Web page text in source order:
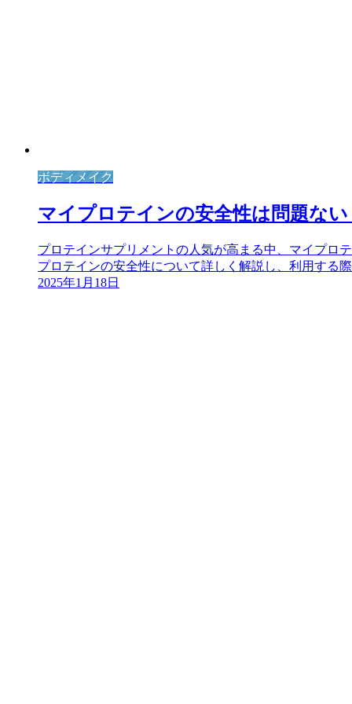
ボディメイク
マイプロテインの安全性は問題な
プロテインサプリメントの人気が高まる中、マイプロ
プロテインの安全性について詳しく解説し、利用する
2025年1月18日